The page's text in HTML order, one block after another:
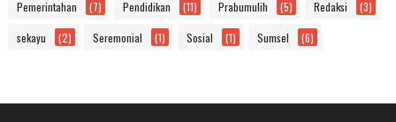
Pemerintahan (7) Pendidikan (11) Prabumulih (5) Redaksi (3)
sekayu (2) Seremonial (1) Sosial (1) Sumsel (6)